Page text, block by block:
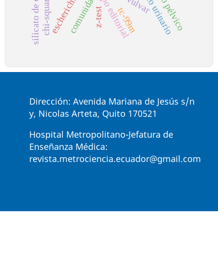
comunidadz-test
chi-squared tc-99m
Dirección: Avenida Mariana de Jesús s/n
y, Nicolas Arteta, Quito 170521
Hospital Metropolitano-Jefatura de
Enseñanza Médica:
revista.metrociencia.ecuador@gmail.com